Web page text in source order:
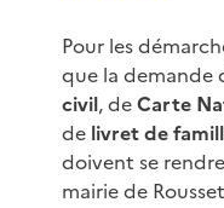
Pour les
que la demande
civil, deCarte
de livret de
doivent se
mairie de